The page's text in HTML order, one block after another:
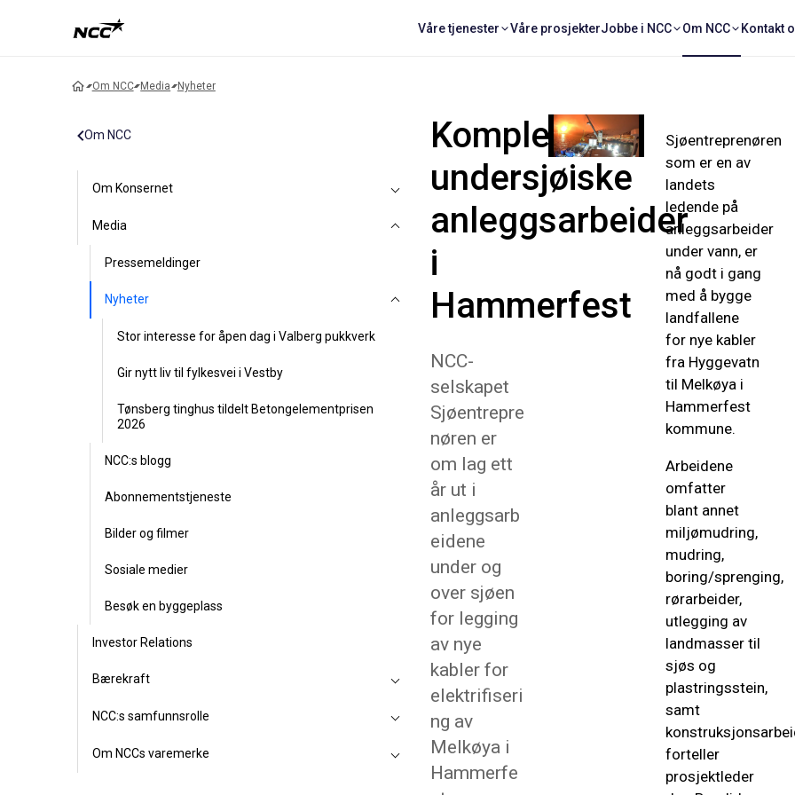
Våre tjenester Våre prosjekterJobbe i NCC Om NCC Kontakt
Om NCC Media Nyheter
Om NCC
Om Konsernet
Media
Pressemeldinger
Nyheter
Stor interesse for åpen dag i Valberg pukkverk
Gir nytt liv til fylkesvei i Vestby
Tønsberg tinghus tildelt Betongelementprisen
2026
NCC:s blogg
Abonnementstjeneste
Bilder og filmer
Sosiale medier
Besøk en byggeplass
Investor Relations
Bærekraft
NCC:s samfunnsrolle
Om NCCs varemerke
Komplekse
undersjøiske
anleggsarbeider
i
Hammerfest
NCC-
selskapet
Sjøentrepre
nøren er
om lag ett
år ut i
anleggsarb
eidene
under og
over sjøen
for legging
av nye
kabler for
elektrifiseri
ng av
Melkøya i
Hammerfe
Sjøentreprenøren
som er en av
landets
ledende på
anleggsarbeider
under vann, er
nå godt i gang
med å bygge
landfallene
for nye kabler
fra Hyggevatn
til Melkøya i
Hammerfest
kommune.
Arbeidene
omfatter
blant annet
miljømudring,
mudring,
boring/sprenging,
rørarbeider,
utlegging av
landmasser til
sjøs og
plastringsstein,
samt
forteller
prosjektleder